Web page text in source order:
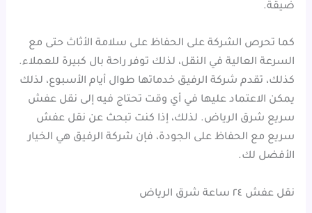
ضيقة.
كما تحرص الشركة على الحفاظ على سلامة الأثاث حتى مع
السرعة العالية في النقل، لذلك توفر راحة بال كبيرة للعملاء.
كذلك، تقدم شركة الرفيق خدماتها طوال أيام الأسبوع، لذلك
يمكن الاعتماد عليها في أي وقت تحتاج فيه إلى نقل عفش
سريع شرق الرياض. لذلك، إذا كنت تبحث عن نقل عفش
سريع مع الحفاظ على الجودة، فإن شركة الرفيق هي الخيار
الأفضل لك.
نقل عفش ٢٤ ساعة شرق الرياض